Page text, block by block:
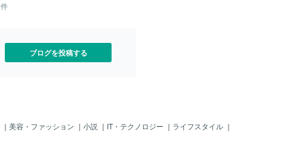
件
ブログを投稿する
｜ 美容・ファッション ｜ 小説 ｜ IT・テクノロジー ｜ ライフスタイル ｜